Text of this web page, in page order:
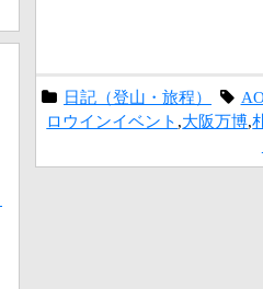
日記（登山・旅程）
ロウインイベント 大阪万博 ,